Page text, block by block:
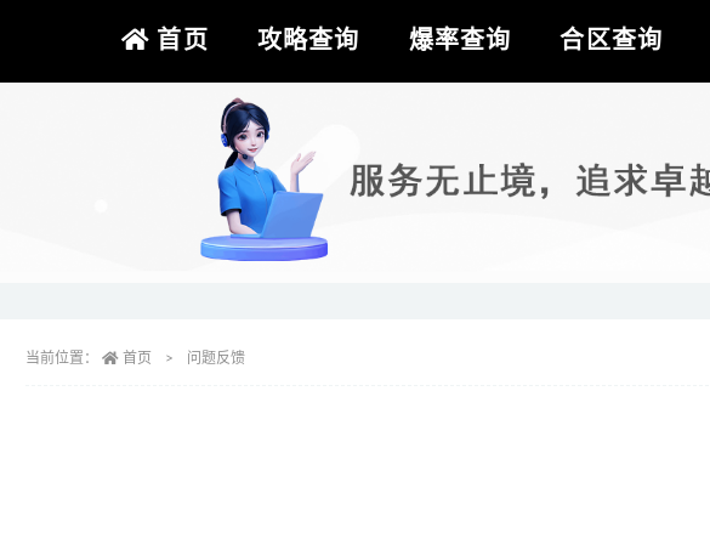
首页 攻略查询 爆率查询 合区查询
当前位置： 首页 问题反馈